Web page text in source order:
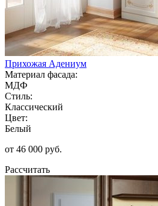
Прихожая Адениум
Материал фасада:
МДФ
Стиль:
Классический
Цвет:
Белый
от 46 000 руб.
Рассчитать